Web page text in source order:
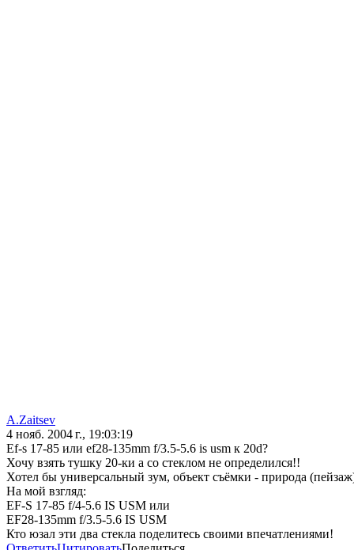
A.Zaitsev
4 нояб. 2004 г., 19:03:19
Ef-s 17-85 или ef28-135mm f/3.5-5.6 is usm к 20d?
Хочу взять тушку 20-ки а со стеклом не определился!!
Хотел бы универсальный зум, объект съёмки - природа
На мой взгляд:
EF-S 17-85 f/4-5.6 IS USM или
EF28-135mm f/3.5-5.6 IS USM
Кто юзал эти два стекла поделитесь своими впечатлениями!